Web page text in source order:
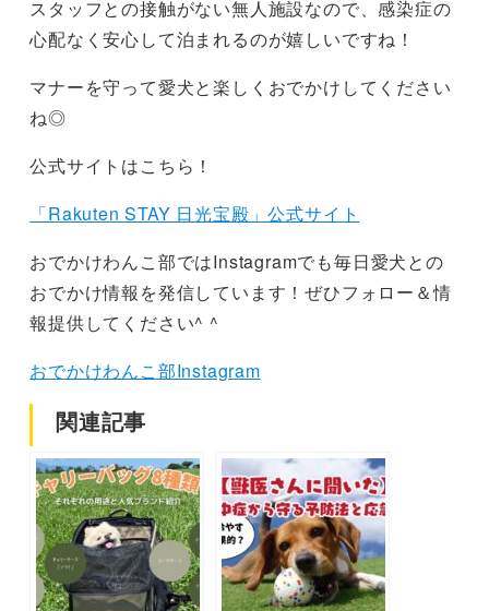
スタッフとの接触がない無人施設なので、感染症の
心配なく安心して泊まれるのが嬉しいですね！
マナーを守って愛犬と楽しくおでかけしてください
ね◎
公式サイトはこちら！
「Rakuten STAY 日光宝殿」公式サイト
おでかけわんこ部ではInstagramでも毎日愛犬との
おでかけ情報を発信しています！ぜひフォロー＆情
報提供してください^ ^
おでかけわんこ部Instagram
関連記事